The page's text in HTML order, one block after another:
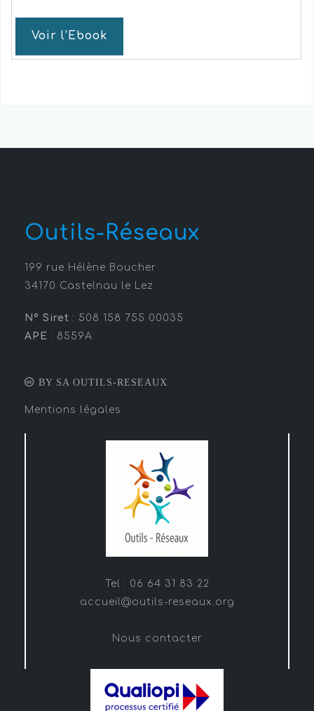
Voir l’Ebook
Outils-Réseaux
199 rue Hélène Boucher
34170 Castelnau le Lez
N° Siret : 508 158 755 00035
APE : 8559A
BY SA OUTILS-RESEAUX
Mentions légales
Tel : 06 64 31 83 22
accueil@outils-reseaux.org
Nous contacter